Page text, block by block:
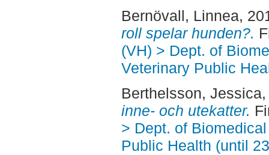
Bernövall, Linnea,
roll spelar hunden?.
(VH) > Dept. of
Veterinary Public
Berthelsson, Jessica
inne- och utekatter.
> Dept. of
Public Health (until